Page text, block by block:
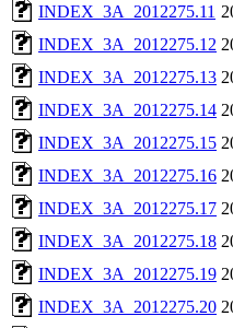
INDEX_3A_2012275.11
INDEX_3A_2012275.12
INDEX_3A_2012275.13
INDEX_3A_2012275.14
INDEX_3A_2012275.15
INDEX_3A_2012275.16
INDEX_3A_2012275.17
INDEX_3A_2012275.18
INDEX_3A_2012275.19
INDEX_3A_2012275.20